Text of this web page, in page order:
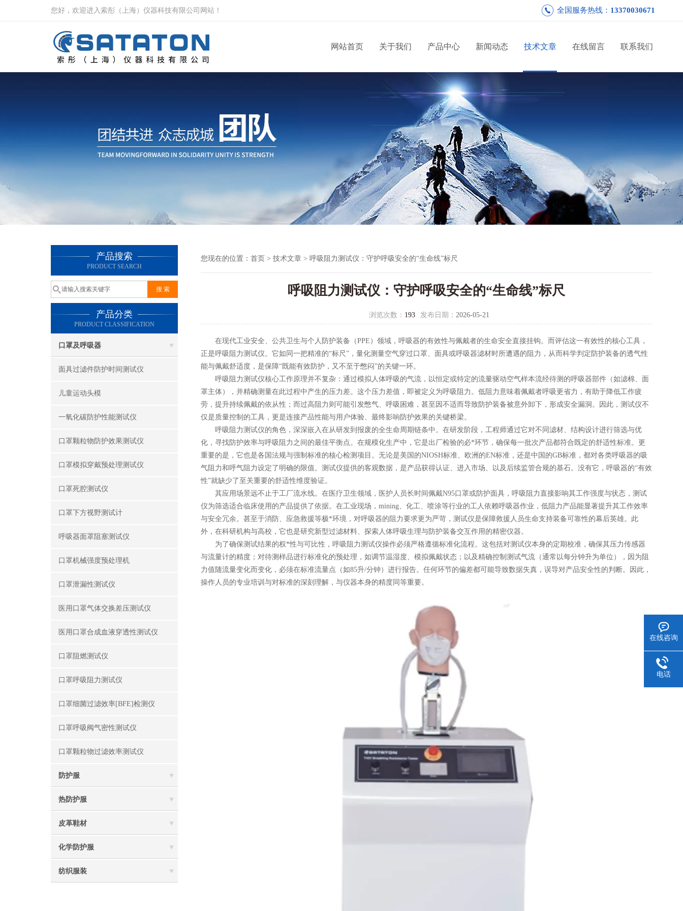
您好，欢迎进入索彤（上海）仪器科技有限公司网站！ 全国服务热线： 13370030671
网站首页 关于我们 产品中心 新闻动态 技术文章 在线留言 联系我们
产品搜索
PRODUCT SEARCH
产品分类
PRODUCT CLASSIFICATION
口罩及呼吸器
面具过滤件防护时间测试仪
儿童运动头模
一氧化碳防护性能测试仪
口罩颗粒物防护效果测试仪
口罩模拟穿戴预处理测试仪
口罩死腔测试仪
口罩下方视野测试计
呼吸器面罩阻塞测试仪
口罩机械强度预处理机
口罩泄漏性测试仪
医用口罩气体交换差压测试仪
医用口罩合成血液穿透性测试仪
口罩阻燃测试仪
口罩呼吸阻力测试仪
口罩细菌过滤效率[BFE]检测仪
口罩呼吸阀气密性测试仪
口罩颗粒物过滤效率测试仪
防护服
热防护服
皮革鞋材
化学防护服
纺织服装
您现在的位置： 首页 > 技术文章 > 呼吸阻力测试仪：守护呼吸安全的“生命线”标尺
呼吸阻力测试仪：守护呼吸安全的“生命线”标尺
浏览次数： 193 发布日期： 2026-05-21
在现代工业安全、公共卫生与个人防护装备（PPE）领域，呼吸器的有效性与佩戴者的生命安全直接挂钩。而评估这一有效性的核心工具，
正是呼吸阻力测试仪。它如同一把精准的“标尺”，量化测量空气穿过口罩、面具或呼吸器滤材时所遭遇的阻力，从而科学判定防护装备的透气性
能与佩戴舒适度，是保障“既能有效防护，又不至于憋闷”的关键一环。
呼吸阻力测试仪核心工作原理并不复杂：通过模拟人体呼吸的气流，以恒定或特定的流量驱动空气样本流经待测的呼吸器部件（如滤棉、面
罩主体），并精确测量在此过程中产生的压力差。这个压力差值，即被定义为呼吸阻力。低阻力意味着佩戴者呼吸更省力，有助于降低工作疲
劳，提升持续佩戴的依从性；而过高阻力则可能引发憋气、呼吸困难，甚至因不适而导致防护装备被意外卸下，形成安全漏洞。因此，测试仪不
仅是质量控制的工具，更是连接产品性能与用户体验、最终影响防护效果的关键桥梁。
呼吸阻力测试仪的角色，深深嵌入在从研发到报废的全生命周期链条中。在研发阶段，工程师通过它对不同滤材、结构设计进行筛选与优
化，寻找防护效率与呼吸阻力之间的最佳平衡点。在规模化生产中，它是出厂检验的必*环节，确保每一批次产品都符合既定的舒适性标准。更
重要的是，它也是各国法规与强制标准的核心检测项目。无论是美国的NIOSH标准、欧洲的EN标准，还是中国的GB标准，都对各类呼吸器的吸
气阻力和呼气阻力设定了明确的限值。测试仪提供的客观数据，是产品获得认证、进入市场、以及后续监管合规的基石。没有它，呼吸器的“有效
性”就缺少了至关重要的舒适性维度验证。
其应用场景远不止于工厂流水线。在医疗卫生领域，医护人员长时间佩戴N95口罩或防护面具，呼吸阻力直接影响其工作强度与状态，测试
仪为筛选适合临床使用的产品提供了依据。在工业现场，mining、化工、喷涂等行业的工人依赖呼吸器作业，低阻力产品能显著提升其工作效率
与安全冗余。甚至于消防、应急救援等极*环境，对呼吸器的阻力要求更为严苛，测试仪是保障救援人员生命支持装备可靠性的幕后英雄。此
外，在科研机构与高校，它也是研究新型过滤材料、探索人体呼吸生理与防护装备交互作用的精密仪器。
为了确保测试结果的权*性与可比性，呼吸阻力测试仪操作必须严格遵循标准化流程。这包括对测试仪本身的定期校准，确保其压力传感器
与流量计的精度；对待测样品进行标准化的预处理，如调节温湿度、模拟佩戴状态；以及精确控制测试气流（通常以每分钟升为单位），因为阻
力值随流量变化而变化，必须在标准流量点（如85升/分钟）进行报告。任何环节的偏差都可能导致数据失真，误导对产品安全性的判断。因此，
操作人员的专业培训与对标准的深刻理解，与仪器本身的精度同等重要。
在线咨询
电话